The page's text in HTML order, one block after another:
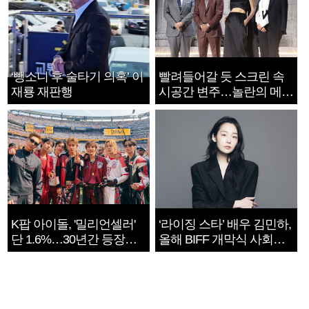
‘뺑소니 후 술타기 의혹’ 이
재룡 재판행
빨려들어갈 듯 스크린 속
시공간 변주…놀란의 메시
지는 ‘전쟁 속죄’
K팝 아이돌, '밀리언셀러'
단 1.6%…30년간 등장
1182개팀 전수조사
‘라이징 스타’ 배우 김민하,
올해 BIFF 개막식 사회자
확정